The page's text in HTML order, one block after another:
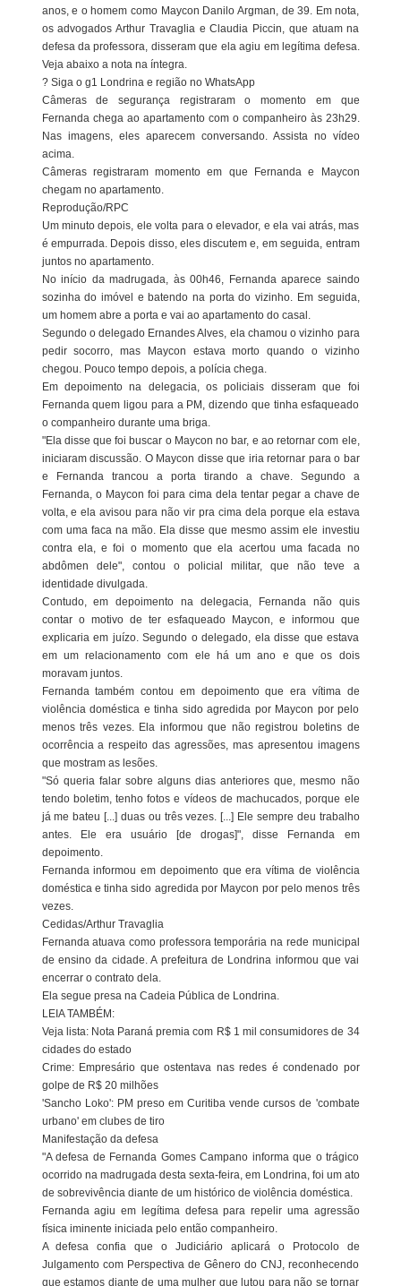
anos, e o homem como Maycon Danilo Argman, de 39. Em nota,
os advogados Arthur Travaglia e Claudia Piccin, que atuam na
defesa da professora, disseram que ela agiu em legítima defesa.
Veja abaixo a nota na íntegra.
? Siga o g1 Londrina e região no WhatsApp
Câmeras de segurança registraram o momento em que
Fernanda chega ao apartamento com o companheiro às 23h29.
Nas imagens, eles aparecem conversando. Assista no vídeo
acima.
Câmeras registraram momento em que Fernanda e Maycon
chegam no apartamento.
Reprodução/RPC
Um minuto depois, ele volta para o elevador, e ela vai atrás, mas
é empurrada. Depois disso, eles discutem e, em seguida, entram
juntos no apartamento.
No início da madrugada, às 00h46, Fernanda aparece saindo
sozinha do imóvel e batendo na porta do vizinho. Em seguida,
um homem abre a porta e vai ao apartamento do casal.
Segundo o delegado Ernandes Alves, ela chamou o vizinho para
pedir socorro, mas Maycon estava morto quando o vizinho
chegou. Pouco tempo depois, a polícia chega.
Em depoimento na delegacia, os policiais disseram que foi
Fernanda quem ligou para a PM, dizendo que tinha esfaqueado
o companheiro durante uma briga.
"Ela disse que foi buscar o Maycon no bar, e ao retornar com ele,
iniciaram discussão. O Maycon disse que iria retornar para o bar
e Fernanda trancou a porta tirando a chave. Segundo a
Fernanda, o Maycon foi para cima dela tentar pegar a chave de
volta, e ela avisou para não vir pra cima dela porque ela estava
com uma faca na mão. Ela disse que mesmo assim ele investiu
contra ela, e foi o momento que ela acertou uma facada no
abdômen dele", contou o policial militar, que não teve a
identidade divulgada.
Contudo, em depoimento na delegacia, Fernanda não quis
contar o motivo de ter esfaqueado Maycon, e informou que
explicaria em juízo. Segundo o delegado, ela disse que estava
em um relacionamento com ele há um ano e que os dois
moravam juntos.
Fernanda também contou em depoimento que era vítima de
violência doméstica e tinha sido agredida por Maycon por pelo
menos três vezes. Ela informou que não registrou boletins de
ocorrência a respeito das agressões, mas apresentou imagens
que mostram as lesões.
"Só queria falar sobre alguns dias anteriores que, mesmo não
tendo boletim, tenho fotos e vídeos de machucados, porque ele
já me bateu [...] duas ou três vezes. [...] Ele sempre deu trabalho
antes. Ele era usuário [de drogas]", disse Fernanda em
depoimento.
Fernanda informou em depoimento que era vítima de violência
doméstica e tinha sido agredida por Maycon por pelo menos três
vezes.
Cedidas/Arthur Travaglia
Fernanda atuava como professora temporária na rede municipal
de ensino da cidade. A prefeitura de Londrina informou que vai
encerrar o contrato dela.
Ela segue presa na Cadeia Pública de Londrina.
LEIA TAMBÉM:
Veja lista: Nota Paraná premia com R$ 1 mil consumidores de 34
cidades do estado
Crime: Empresário que ostentava nas redes é condenado por
golpe de R$ 20 milhões
'Sancho Loko': PM preso em Curitiba vende cursos de 'combate
urbano' em clubes de tiro
Manifestação da defesa
"A defesa de Fernanda Gomes Campano informa que o trágico
ocorrido na madrugada desta sexta-feira, em Londrina, foi um ato
de sobrevivência diante de um histórico de violência doméstica.
Fernanda agiu em legítima defesa para repelir uma agressão
física iminente iniciada pelo então companheiro.
A defesa confia que o Judiciário aplicará o Protocolo de
Julgamento com Perspectiva de Gênero do CNJ, reconhecendo
que estamos diante de uma mulher que lutou para não se tornar